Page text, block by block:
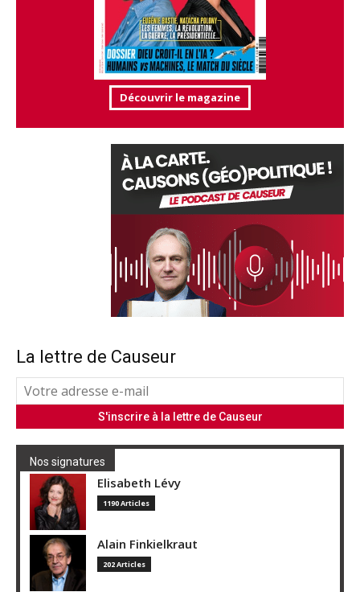
Découvrir le magazine
La lettre de Causeur
Nos signatures
Elisabeth Lévy
1190 Articles
Alain Finkielkraut
202 Articles